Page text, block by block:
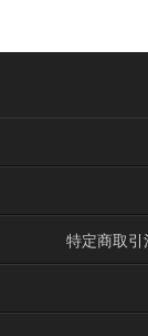
特定商取引